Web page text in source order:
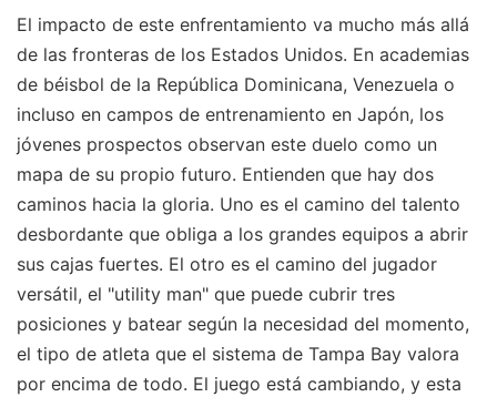
El impacto de este enfrentamiento va mucho más allá
de las fronteras de los Estados Unidos. En academias
de béisbol de la República Dominicana, Venezuela o
incluso en campos de entrenamiento en Japón, los
jóvenes prospectos observan este duelo como un
mapa de su propio futuro. Entienden que hay dos
caminos hacia la gloria. Uno es el camino del talento
desbordante que obliga a los grandes equipos a abrir
sus cajas fuertes. El otro es el camino del jugador
versátil, el "utility man" que puede cubrir tres
posiciones y batear según la necesidad del momento,
el tipo de atleta que el sistema de Tampa Bay valora
por encima de todo. El juego está cambiando, y esta